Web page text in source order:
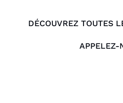
DÉCOUVREZ TOUTES
APPELEZ-